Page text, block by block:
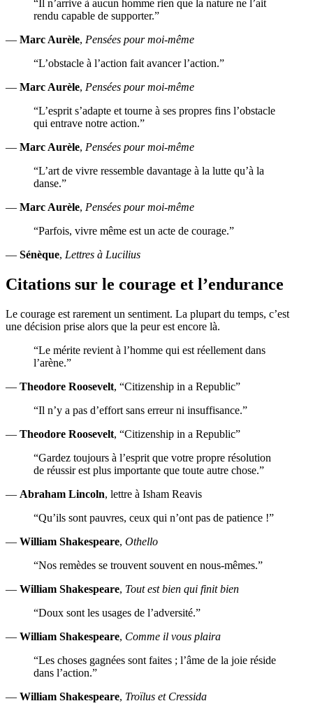
“Il n’arrive à aucun homme rien que la nature ne l’ait
rendu capable de supporter.”
— Marc Aurèle, Pensées pour moi-même
“L’obstacle à l’action fait avancer l’action.”
— Marc Aurèle, Pensées pour moi-même
“L’esprit s’adapte et tourne à ses propres fins l’obstacle
qui entrave notre action.”
— Marc Aurèle, Pensées pour moi-même
“L’art de vivre ressemble davantage à la lutte qu’à la
danse.”
— Marc Aurèle, Pensées pour moi-même
“Parfois, vivre même est un acte de courage.”
— Sénèque, Lettres à Lucilius
Citations sur le courage et l’endurance
Le courage est rarement un sentiment. La plupart du temps, c’est
une décision prise alors que la peur est encore là.
“Le mérite revient à l’homme qui est réellement dans
l’arène.”
— Theodore Roosevelt, “Citizenship in a Republic”
“Il n’y a pas d’effort sans erreur ni insuffisance.”
— Theodore Roosevelt, “Citizenship in a Republic”
“Gardez toujours à l’esprit que votre propre résolution
de réussir est plus importante que toute autre chose.”
— Abraham Lincoln, lettre à Isham Reavis
“Qu’ils sont pauvres, ceux qui n’ont pas de patience !”
— William Shakespeare, Othello
“Nos remèdes se trouvent souvent en nous-mêmes.”
— William Shakespeare, Tout est bien qui finit bien
“Doux sont les usages de l’adversité.”
— William Shakespeare, Comme il vous plaira
“Les choses gagnées sont faites ; l’âme de la joie réside
dans l’action.”
— William Shakespeare, Troïlus et Cressida